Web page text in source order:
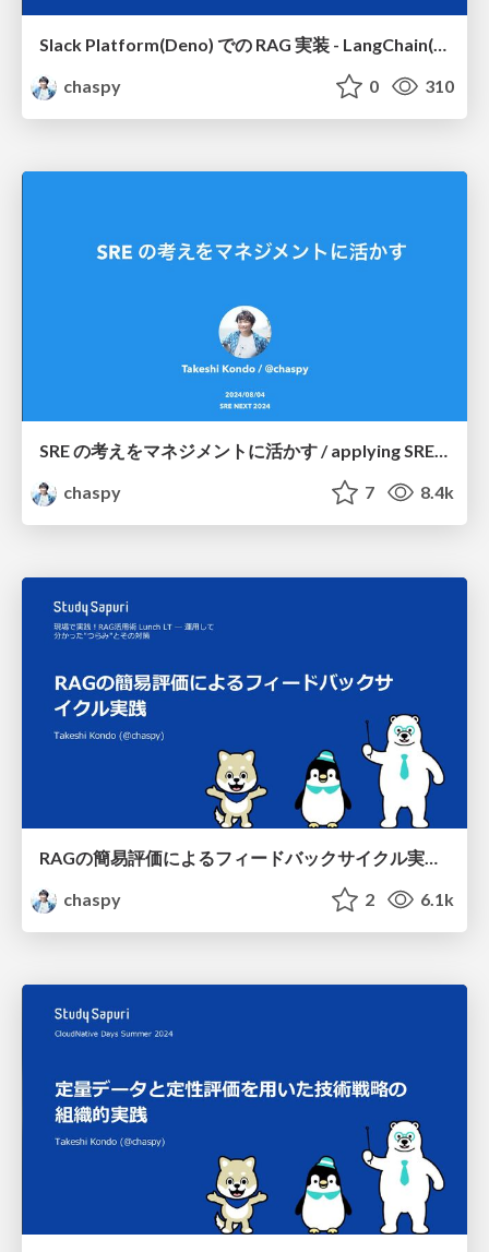
Slack Platform(Deno) での RAG 実装 - LangChain(js) を使ってみた / rag-implementation-on-slack-platform-deno-experimenting-with-langchain-js
chaspy
0 310
SRE の考えをマネジメントに活かす / applying SRE ideas to management
chaspy
7 8.4k
RAGの簡易評価によるフィードバックサイクル実践 / Feedback cycle practice through simplified assessment of RAGs
chaspy
2 6.1k